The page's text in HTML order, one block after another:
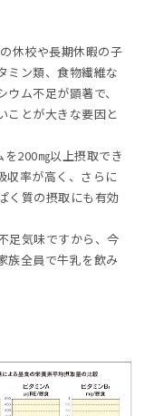
休校や長期休暇の子
ミン類、食物繊維な
ム不足が顕著で、
ことが大きな要因と
200㎎以上摂取でき
収率が高く、さらに
く質の摂取にも有効
足気味ですから、今
族全員で牛乳を飲み